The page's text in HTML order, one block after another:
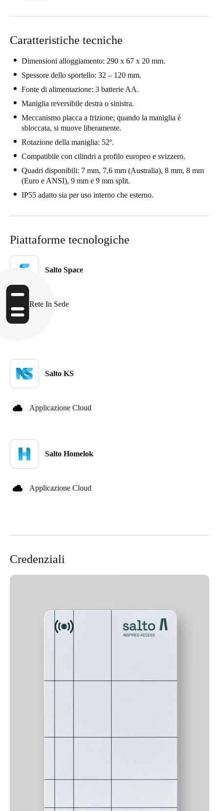
Russia
Czech Republic
Čeština
Denmark
DanskereEnglish
SvenskaEnglish
NorskEnglish
Finland
Salva nuova selezione come predefinita
Caratteristiche tecniche
Dimensioni alloggiamento: 290 x 67 x 20 mm.
Spessore dello sportello: 32 – 120 mm.
Fonte di alimentazione: 3 batterie AA.
Maniglia reversibile destra o sinistra.
Meccanismo placca a frizione; quando la maniglia è
sbloccata, si muove liberamente.
Rotazione della maniglia: 52º.
Compatibile con cilindri a profilo europeo e svizzero.
Quadri disponibili: 7 mm, 7,6 mm (Australia), 8 mm, 8 mm
(Euro e ANSI), 9 mm e 9 mm split.
IP55 adatto sia per uso interno che esterno.
Piattaforme tecnologiche
Salto Space
Rete In Sede
Salto KS
Applicazione Cloud
Salto Homelok
Applicazione Cloud
Credenziali